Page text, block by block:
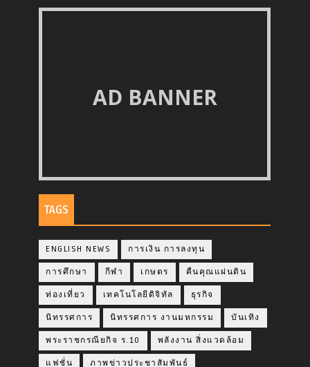
AD BANNER
TAGS
ENGLISH NEWS การเงิน การลงทุน
การศึกษา กีฬา เกษตร คืนคุณแผ่นดิน
ท่องเที่ยว เทคโนโลยีดิจิทัล ธุรกิจ
นิทรรศการ นิทรรศการ งานมหกรรม บันเทิง
พระราชกรณียกิจ ร.10 พลังงาน สิ่งแวดล้อม
แฟชั่น ภาพข่าวประชาสัมพันธ์